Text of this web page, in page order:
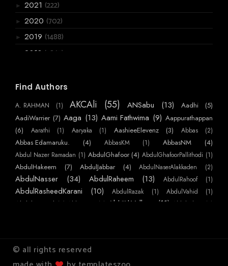
► 2021 (222)
► 2020 (702)
► 2019 (1488)
2018 (3867)
▼2016(2955)
(720)
► November(770)
►October (586)
▼ September (384)
ഒരു ആത്മത്യക്കുറി പ്പ്
പട്ടം
ഇന്നലെക്കണ്ട ഗ്രാമം
വരണമാല്യം
Find Authors
A. RAHMAN (1) AKCAli (55) ANSabu (13) Aadhi
(5)
AadiWarrier (7) Aaga (13) Aami Fathwima (9) Aappurathappan
(6)
Aarathi (1) Aaryaka (1) AashieeElevenz (3) Abbas (2)
Abbas Edamaruku. (4) AbbasKM (1) AbbasNM (4)
Abdul Nazer Ramadan (1) AbdulGhafoor (4) AbdulGhafoorPallithodi (1)
AbdulHakeem (7) AbdulJabbar (4) AbdulNaserAlakkaden (2)
AbdulNasser (34) AbdulRaheem (13) AbdulRahoof (1)
AbdulRasheedKarani (10) AbdulRazak (1) AbdulVahid (1)
Abdulmajeed (7) AbhiKattor (1) AbhijithVelloor (11) AbhilashKP
(1)
AchuHelen (3) AchuVipin
© all rights reserved